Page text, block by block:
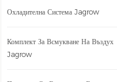
Охладителна Система Jagrow
Комплект За Всмукване На Въздух
Jagrow